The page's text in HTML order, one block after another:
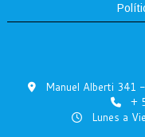
Manuel Alberti 341
+
Lunes a